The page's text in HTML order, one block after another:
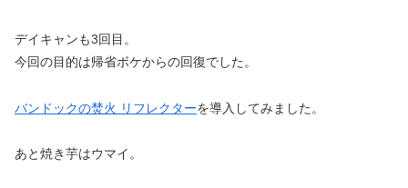
デイキャンも3回目。
今回の目的は帰省ボケからの回復でした。
バンドックの焚火 リフレクターを導入してみました。
あと焼き芋はウマイ。